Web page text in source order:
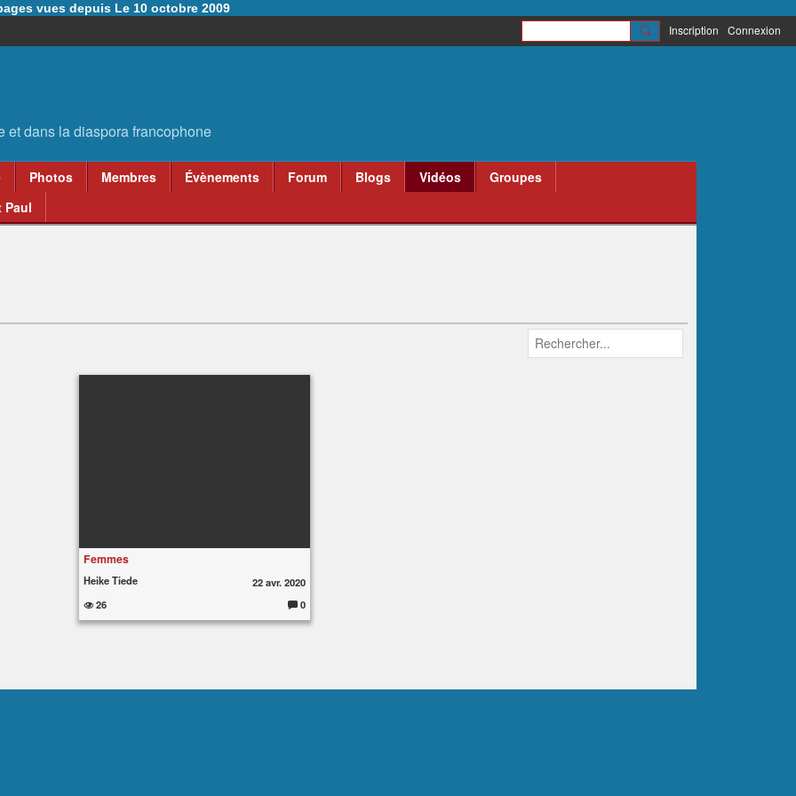
vues depuis Le 10 octobre 2009
Inscription Connexion
Photos Membres Évènements Forum Blogs Vidéos
Groupes
Paul
Femmes
Heike Tiede
22 avr. 2020
26
o
s
0